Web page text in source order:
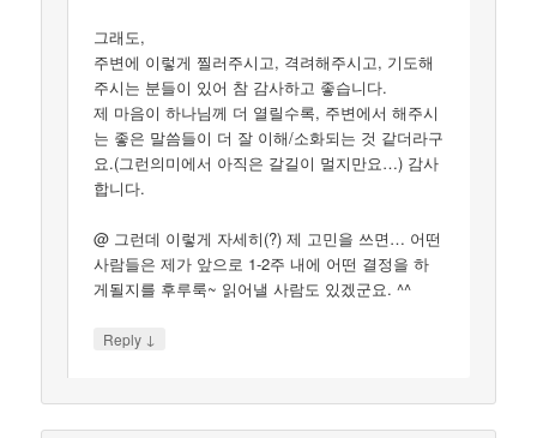
그래도,
주변에 이렇게 찔러주시고, 격려해주시고, 기도해
주시는 분들이 있어 참 감사하고 좋습니다.
제 마음이 하나님께 더 열릴수록, 주변에서 해주시
는 좋은 말씀들이 더 잘 이해/소화되는 것 같더라구
요.(그런의미에서 아직은 갈길이 멀지만요…) 감사
합니다.
@ 그런데 이렇게 자세히(?) 제 고민을 쓰면… 어떤
사람들은 제가 앞으로 1-2주 내에 어떤 결정을 하
게될지를 후루룩~ 읽어낼 사람도 있겠군요. ^^
Reply ↓